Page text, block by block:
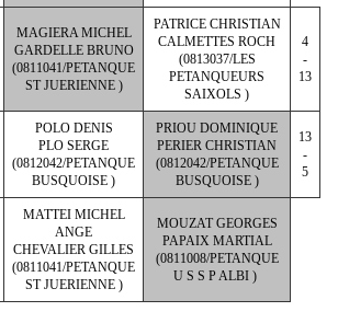
MAGIERA MICHEL
GARDELLE BRUNO
(0811041/PETANQUE
ST JUERIENNE )
PATRICE CHRISTIAN
CALMETTES ROCH
(0813037/LES
PETANQUEURS
SAIXOLS )
4
-
13
POLO DENIS
PLO SERGE
(0812042/PETANQUE
BUSQUOISE )
PRIOU DOMINIQUE
PERIER CHRISTIAN
(0812042/PETANQUE
BUSQUOISE )
13
-
5
MATTEI MICHEL
ANGE
CHEVALIER GILLES
(0811041/PETANQUE
ST JUERIENNE )
MOUZAT GEORGES
PAPAIX MARTIAL
(0811008/PETANQUE
U S S P ALBI )